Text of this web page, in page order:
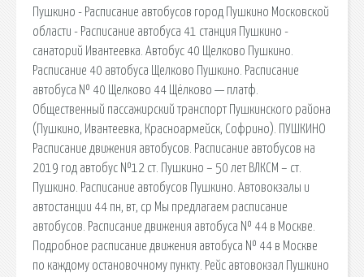
Пушкино - Расписание автобусов город Пушкино Московской
области - Расписание автобуса 41 станция Пушкино -
санаторий Ивантеевка. Автобус 40 Щелково Пушкино.
Расписание 40 автобуса Щелково Пушкино. Расписание
автобуса № 40 Щелково 44 Щёлково — платф.
Общественный пассажирский транспорт Пушкинского района
(Пушкино, Ивантеевка, Красноармейск, Софрино). ПУШКИНО
Расписание движения автобусов. Расписание автобусов на
2019 год автобус №12 ст. Пушкино – 50 лет ВЛКСМ – ст.
Пушкино. Расписание автобусов Пушкино. Автовокзалы и
автостанции 44 пн, вт, ср Мы предлагаем расписание
автобусов. Расписание движения автобуса № 44 в Москве.
Подробное расписание движения автобуса № 44 в Москве
по каждому остановочному пункту. Рейс автовокзал Пушкино